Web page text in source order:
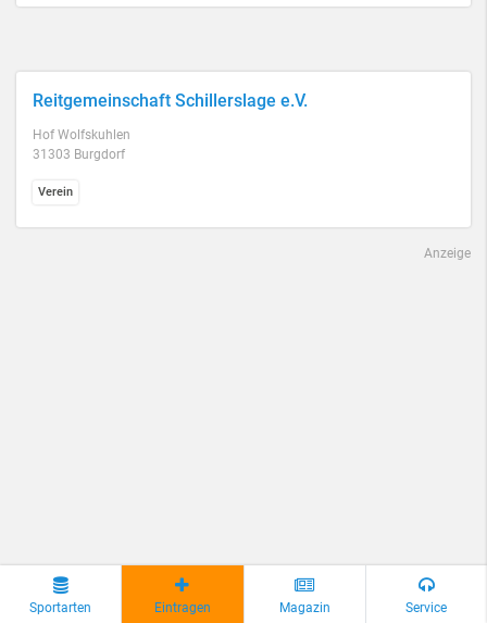
Reitgemeinschaft Schillerslage e.V.
Hof Wolfskuhlen
31303 Burgdorf
Verein
Anzeige
Sportarten Eintragen Magazin Service